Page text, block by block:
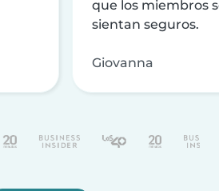
que los miembros
sientan seguros.
Giovanna